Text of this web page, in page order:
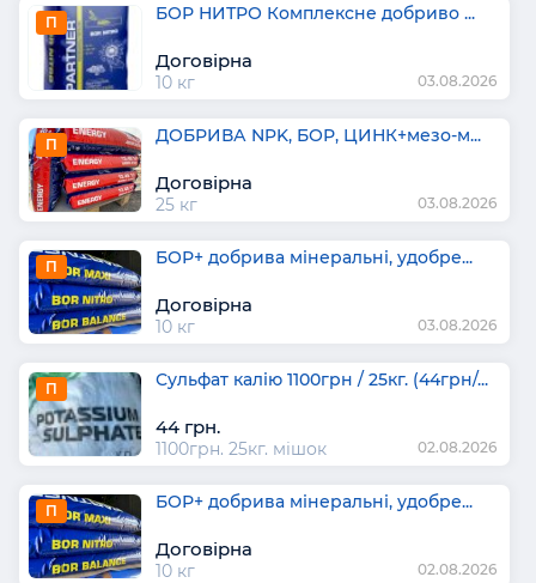
П БОР НИТРО Комплексне добриво ...
Договірна
10 кг 03.08.2026
П ДОБРИВА NPK, БОР, ЦИНК+мезо-м...
Договірна
25 кг 03.08.2026
П БОР+ добрива мінеральні, удобре...
Договірна
10 кг 03.08.2026
П Сульфат калію 1100грн / 25кг. (44грн/...
44 грн.
1100грн. 25кг. мішок 02.08.2026
П БОР+ добрива мінеральні, удобре...
Договірна
10 кг 02.08.2026